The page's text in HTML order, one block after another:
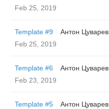
Feb 25, 2019
Template #9
Антон Цуварев
Feb 25, 2019
Template #6
Антон Цуварев
Feb 23, 2019
Template #5
Антон Цуварев